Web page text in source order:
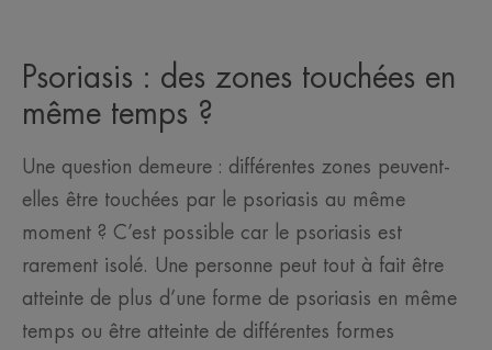
Psoriasis : des zones touchées en
même temps ?
Une question demeure : différentes zones peuvent-
elles être touchées par le psoriasis au même
moment ? C’est possible car le psoriasis est
rarement isolé. Une personne peut tout à fait être
atteinte de plus d’une forme de psoriasis en même
temps ou être atteinte de différentes formes